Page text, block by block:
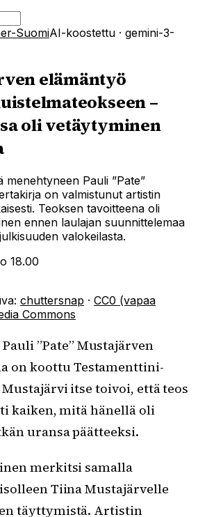
SuomiAI-koostettu · gemini-3-
elämäntyö
–
oli vetäytyminen
menehtyneen Pauli ”Pate”
on valmistunut artistin
Teoksen tavoitteena oli
ennen laulajan suunnittelemaa
valokeilasta.
18.00
chuttersnap · CC0 (vapaa
Commons
”Pate” Mustajärven
on koottu Testamenttini-
itse toivoi, että teos
kaiken, mitä hänellä oli
uransa päätteeksi.
merkitsi samalla
Tiina Mustajärvelle
täyttymistä. Artistin